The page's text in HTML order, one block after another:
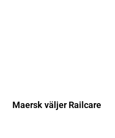
Maersk väljer Railcare